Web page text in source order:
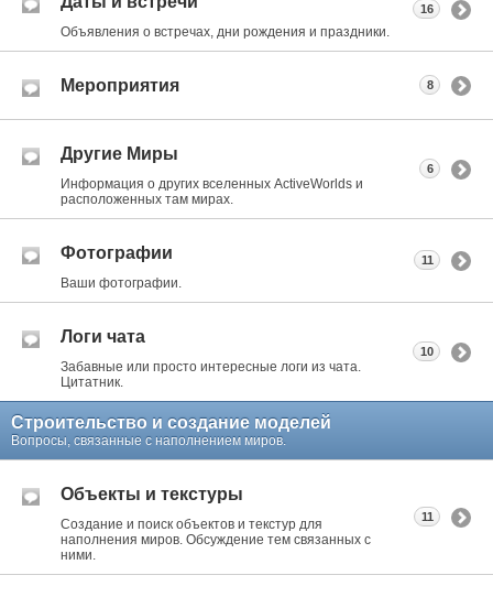
Объявления о встречах, дни рождения и праздники.
16
Мероприятия 8
Другие Миры
Информация о других вселенных ActiveWorlds и
расположенных там мирах.
6
Фотографии
Ваши фотографии.
11
Логи чата
Забавные или просто интересные логи из чата.
Цитатник.
10
Строительство и создание моделей
Вопросы, связанные с наполнением миров.
Объекты и текстуры
Создание и поиск объектов и текстур для
наполнения миров. Обсуждение тем связанных с
ними.
11